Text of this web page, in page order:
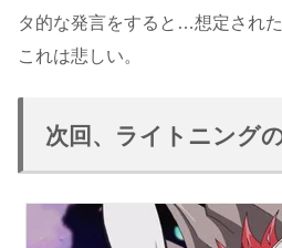
タ的な発言をすると…想定され
これは悲しい。
次回、ライトニング